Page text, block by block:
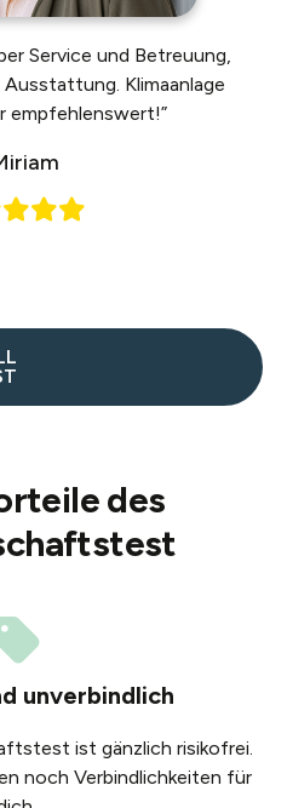
Service und Betreuung,
Klimaanlage
empfehlenswert!”
des
unverbindlich
ist gänzlich risikofrei.
noch Verbindlichkeiten für